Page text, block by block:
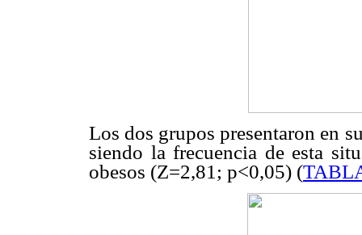
Los dos grupos presentaron en
siendo la frecuencia de esta
obesos (Z=2,81; p<0,05) (